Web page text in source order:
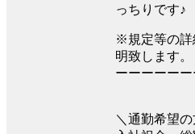
っちりです♪
※規定等の詳
明致します。
ーーーーー
＼通勤希望の